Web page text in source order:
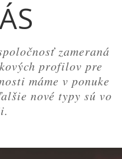
zameraná
profilov pre
máme v ponuke
nové typy sú vo